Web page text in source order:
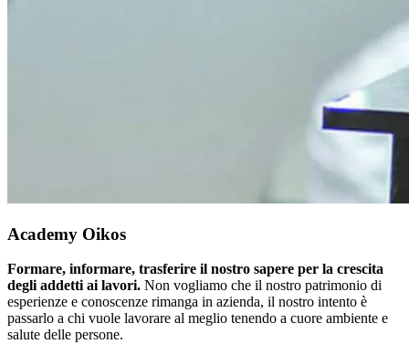
Academy Oikos
Formare, informare, trasferire il nostro sapere per la crescita
degli addetti ai lavori. Non vogliamo che il nostro patrimonio di
esperienze e conoscenze rimanga in azienda, il nostro intento è
passarlo a chi vuole lavorare al meglio tenendo a cuore ambiente e
salute delle persone.